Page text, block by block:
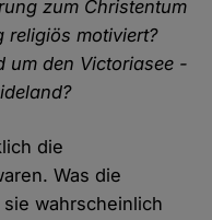
zum Christentum
religiös motiviert?
um den Victoriasee -
die
Was die
wahrscheinlich